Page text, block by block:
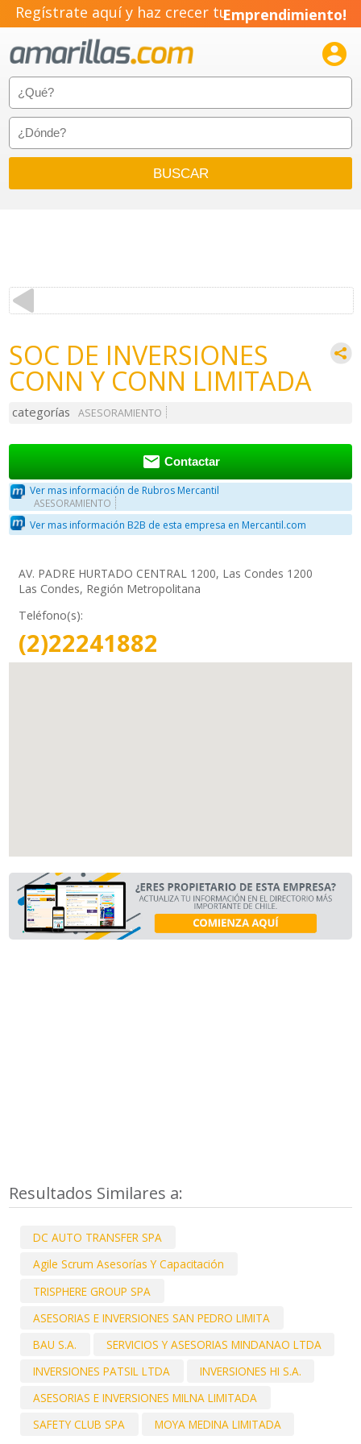
Regístrate aquí y haz crecer tuEmprendimiento!

SOC DE INVERSIONES
CONN Y CONN LIMITADA
categorías ASESORAMIENTO
 Contactar
Ver mas información de Rubros Mercantil
ASESORAMIENTO
Ver mas información B2B de esta empresa en Mercantil.com
AV. PADRE HURTADO CENTRAL 1200, Las Condes 1200
Las Condes, Región Metropolitana
Teléfono(s):
(2)22241882
Resultados Similares a:
DC AUTO TRANSFER SPA
Agile Scrum Asesorías Y Capacitación
TRISPHERE GROUP SPA
ASESORIAS E INVERSIONES SAN PEDRO LIMITA
BAU S.A.
SERVICIOS Y ASESORIAS MINDANAO LTDA
INVERSIONES PATSIL LTDA
INVERSIONES HI S.A.
ASESORIAS E INVERSIONES MILNA LIMITADA
SAFETY CLUB SPA
MOYA MEDINA LIMITADA